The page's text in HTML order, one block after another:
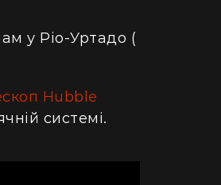
у Ріо-Уртадо (
Hubble
системі.